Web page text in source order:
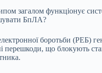
загалом функціонує
БпЛА?
боротьби (РЕБ)
перешкоди, що блокують